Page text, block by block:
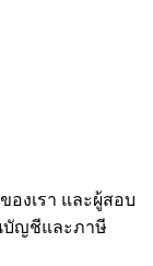
งเรา และผู้สอบ
บัญชีและภาษี